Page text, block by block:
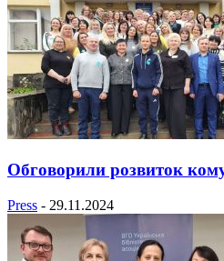
Обговорили розвиток
Press - 29.11.2024